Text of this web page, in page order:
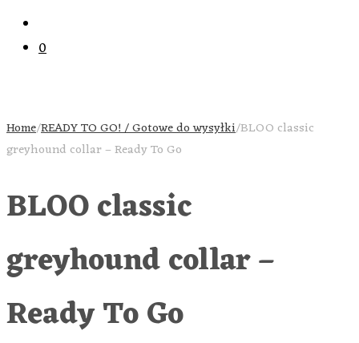
0
Home/READY TO GO! / Gotowe do wysyłki/BLOO classic
greyhound collar – Ready To Go
BLOO classic
greyhound collar –
Ready To Go